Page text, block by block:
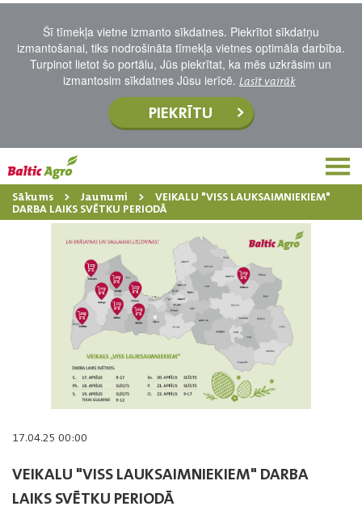
Šī tīmekļa vietne izmanto sīkdatnes. Piekrītot sīkdatņu
izmantošanai, tiks nodrošināta tīmekļa vietnes optimāla darbība.
Turpinot lietot šo portālu, Jūs piekrītat, ka mēs uzkrāsim un
izmantosim sīkdatnes Jūsu ierīcē. Lasīt vairāk
PIEKRĪTU
Sākums Jaunumi
VEIKALU "VISS LAUKSAIMNIEKIEM"
DARBA LAIKS SVĒTKU PERIODĀ
17.04.25 00:00
VEIKALU "VISS LAUKSAIMNIEKIEM" DARBA
LAIKS SVĒTKU PERIODĀ